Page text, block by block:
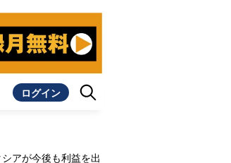
ログイン
シアが今後も利益を出